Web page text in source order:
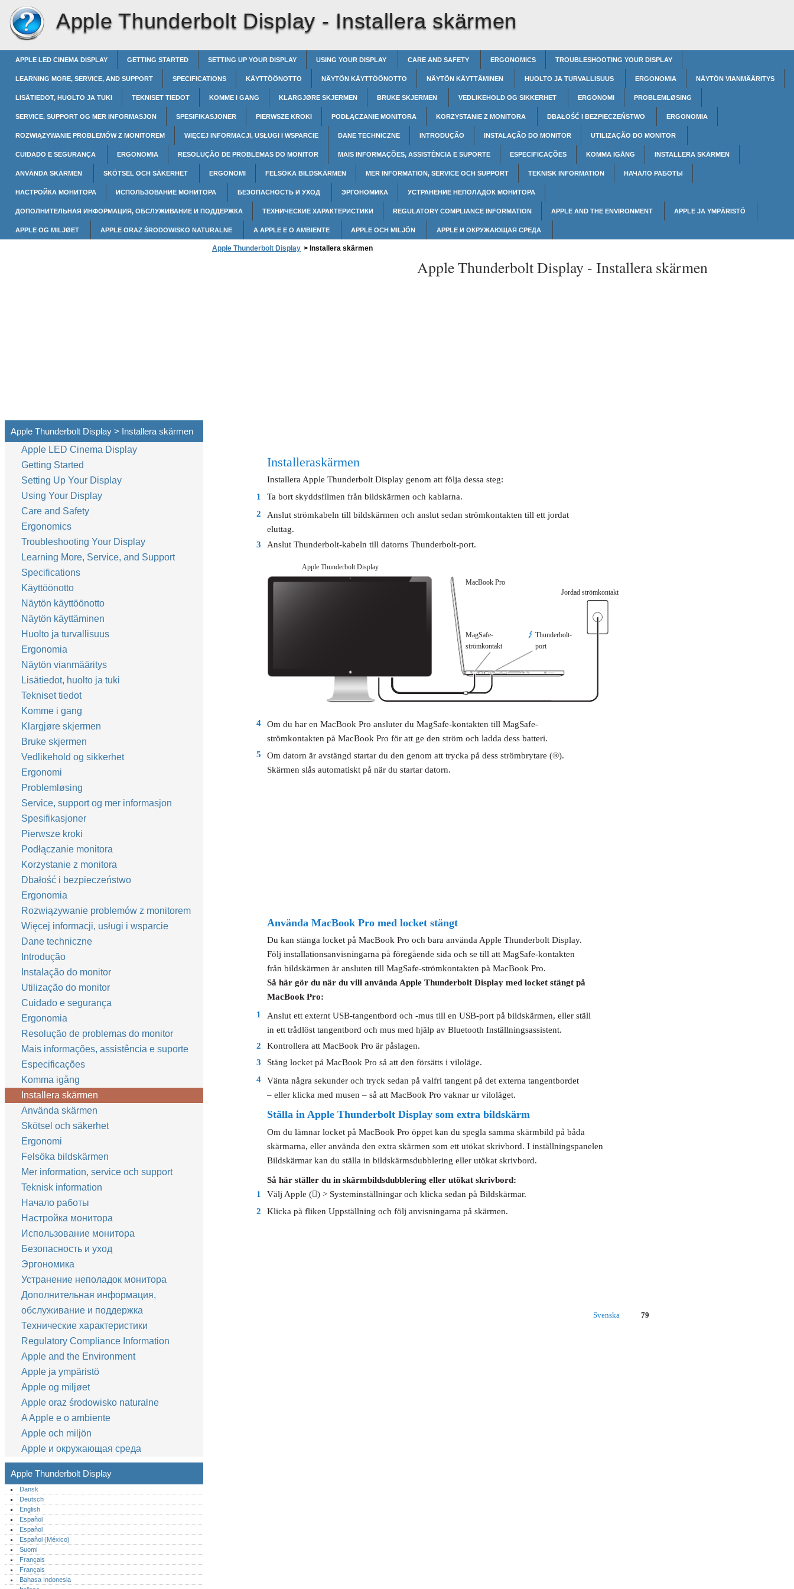
Apple Thunderbolt Display - Installera skärmen
APPLE LED CINEMA DISPLAY GETTING STARTED SETTING UP YOUR DISPLAY USING YOUR DISPLAY CARE AND SAFETY ERGONOMICS TROUBLESHOOTING YOUR DISPLAY
LEARNING MORE, SERVICE, AND SUPPORT SPECIFICATIONS KÄYTTÖÖNOTTO NÄYTÖN KÄYTTÖÖNOTTO NÄYTÖN KÄYTTÄMINEN HUOLTO JA TURVALLISUUS ERGONOMIA NÄYTÖN VIANMÄÄRITYS
LISÄTIEDOT, HUOLTO JA TUKI TEKNISET TIEDOT KOMME I GANG KLARGJØRE SKJERMEN BRUKE SKJERMEN VEDLIKEHOLD OG SIKKERHET ERGONOMI PROBLEMLØSING
SERVICE, SUPPORT OG MER INFORMASJON SPESIFIKASJONER PIERWSZE KROKI PODŁĄCZANIE MONITORA KORZYSTANIE Z MONITORA DBAŁOŚĆ I BEZPIECZEŃSTWO ERGONOMIA
ROZWIĄZYWANIE PROBLEMÓW Z MONITOREM WIĘCEJ INFORMACJI, USŁUGI I WSPARCIE DANE TECHNICZNE INTRODUÇÃO INSTALAÇÃO DO MONITOR UTILIZAÇÃO DO MONITOR
CUIDADO E SEGURANÇA ERGONOMIA RESOLUÇÃO DE PROBLEMAS DO MONITOR MAIS INFORMAÇÕES, ASSISTÊNCIA E SUPORTE ESPECIFICAÇÕES KOMMA IGÅNG INSTALLERA SKÄRMEN
ANVÄNDA SKÄRMEN SKÖTSEL OCH SÄKERHET ERGONOMI FELSÖKA BILDSKÄRMEN MER INFORMATION, SERVICE OCH SUPPORT TEKNISK INFORMATION НАЧАЛО РАБОТЫ
НАСТРОЙКА МОНИТОРА ИСПОЛЬЗОВАНИЕ МОНИТОРА БЕЗОПАСНОСТЬ И УХОД ЭРГОНОМИКА УСТРАНЕНИЕ НЕПОЛАДОК МОНИТОРА
ДОПОЛНИТЕЛЬНАЯ ИНФОРМАЦИЯ, ОБСЛУЖИВАНИЕ И ПОДДЕРЖКА ТЕХНИЧЕСКИЕ ХАРАКТЕРИСТИКИ REGULATORY COMPLIANCE INFORMATION APPLE AND THE ENVIRONMENT APPLE JA YMPÄRISTÖ
APPLE OG MILJØET APPLE ORAZ ŚRODOWISKO NATURALNE A APPLE E O AMBIENTE APPLE OCH MILJÖN APPLE И ОКРУЖАЮЩАЯ СРЕДА
Apple Thunderbolt Display > Installera skärmen
Apple Thunderbolt Display - Installera skärmen
Installera skärmen
Installera Apple Thunderbolt Display genom att följa dessa steg:
1
Ta bort skyddsfilmen från bildskärmen och kablarna.
2
Anslut strömkabeln till bildskärmen och anslut sedan strömkontakten till ett jordat
eluttag.
3
Anslut Thunderbolt-kabeln till datorns Thunderbolt-port.
Apple Thunderbolt Display
MacBook Pro
MagSafe-
strömkontakt
Jordad strömkontakt
Thunderbolt-
port
4
Om du har en MacBook Pro ansluter du MagSafe-kontakten till MagSafe-
strömkontakten på MacBook Pro för att ge den ström och ladda dess batteri.
5
Om datorn är avstängd startar du den genom att trycka på dess strömbrytare (®).
Skärmen slås automatiskt på när du startar datorn.
79
Svenska
Använda MacBook Pro med locket stängt
Du kan stänga locket på MacBook Pro och bara använda Apple Thunderbolt Display.
Följ installationsanvisningarna på föregående sida och se till att MagSafe-kontakten
från bildskärmen är ansluten till MagSafe-strömkontakten på MacBook Pro.
Så här gör du när du vill använda Apple Thunderbolt Display med locket stängt på
MacBook Pro:
1
Anslut ett externt USB-tangentbord och -mus till en USB-port på bildskärmen, eller ställ
in ett trådlöst tangentbord och mus med hjälp av Bluetooth Inställningsassistent.
2
Kontrollera att MacBook Pro är påslagen.
3
Stäng locket på MacBook Pro så att den försätts i viloläge.
4
Vänta några sekunder och tryck sedan på valfri tangent på det externa tangentbordet
– eller klicka med musen – så att MacBook Pro vaknar ur viloläget.
Ställa in Apple Thunderbolt Display som extra bildskärm
Om du lämnar locket på MacBook Pro öppet kan du spegla samma skärmbild på båda
skärmarna, eller använda den extra skärmen som ett utökat skrivbord. I inställningspanelen
Bildskärmar kan du ställa in bildskärmsdubblering eller utökat skrivbord.
Så här ställer du in skärmbildsdubblering eller utökat skrivbord:
1
Välj Apple () > Systeminställningar och klicka sedan på Bildskärmar.
2
Klicka på fliken Uppställning och följ anvisningarna på skärmen.
Apple Thunderbolt Display > Installera skärmen
Apple LED Cinema Display
Getting Started
Setting Up Your Display
Using Your Display
Care and Safety
Ergonomics
Troubleshooting Your Display
Learning More, Service, and Support
Specifications
Käyttöönotto
Näytön käyttöönotto
Näytön käyttäminen
Huolto ja turvallisuus
Ergonomia
Näytön vianmääritys
Lisätiedot, huolto ja tuki
Tekniset tiedot
Komme i gang
Klargjøre skjermen
Bruke skjermen
Vedlikehold og sikkerhet
Ergonomi
Problemløsing
Service, support og mer informasjon
Spesifikasjoner
Pierwsze kroki
Podłączanie monitora
Korzystanie z monitora
Dbałość i bezpieczeństwo
Ergonomia
Rozwiązywanie problemów z monitorem
Więcej informacji, usługi i wsparcie
Dane techniczne
Introdução
Instalação do monitor
Utilização do monitor
Cuidado e segurança
Ergonomia
Resolução de problemas do monitor
Mais informações, assistência e suporte
Especificações
Komma igång
Installera skärmen
Använda skärmen
Skötsel och säkerhet
Ergonomi
Felsöka bildskärmen
Mer information, service och support
Teknisk information
Начало работы
Настройка монитора
Использование монитора
Безопасность и уход
Эргономика
Устранение неполадок монитора
Дополнительная информация,
обслуживание и поддержка
Технические характеристики
Regulatory Compliance Information
Apple and the Environment
Apple ja ympäristö
Apple og miljøet
Apple oraz środowisko naturalne
A Apple e o ambiente
Apple och miljön
Apple и окружающая среда
Apple Thunderbolt Display
Dansk
Deutsch
English
Español
Español
Español (México)‎
Suomi
Français
Français
Bahasa Indonesia